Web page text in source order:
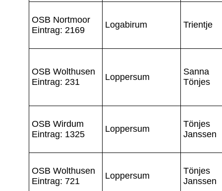
OSB Nortmoor
Eintrag: 2169
Logabirum Trientje
OSB Wolthusen
Eintrag: 231
Loppersum
Sanna
Tönjes
OSB Wirdum
Eintrag: 1325
Loppersum
Tönjes
Janssen
OSB Wolthusen
Eintrag: 721
Loppersum
Tönjes
Janssen